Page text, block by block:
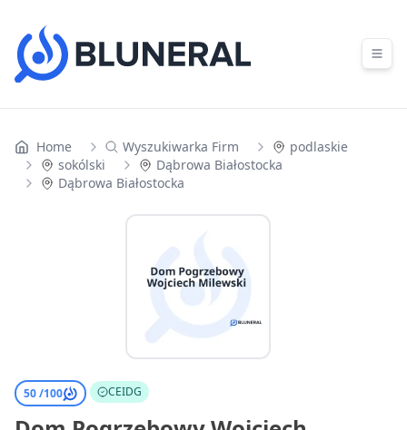
Home Wyszukiwarka Firm
podlaskie
sokólski
Dąbrowa Białostocka
Dąbrowa Białostocka
50 /100 CEIDG